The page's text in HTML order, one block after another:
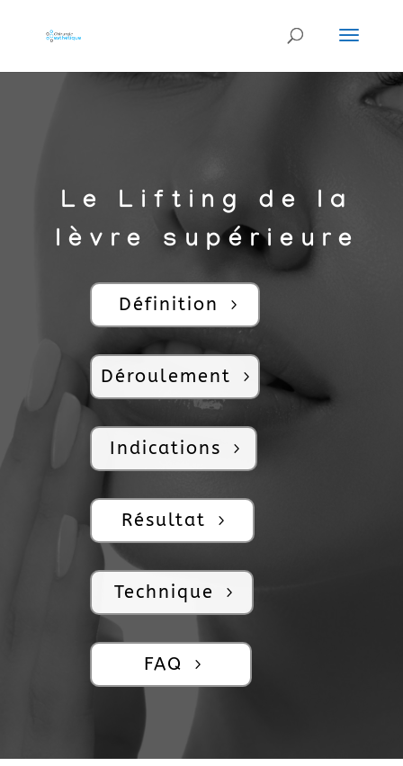
Le Lifting de la
lèvre supérieure
Définition
Déroulement
Indications
Résultat
Technique
FAQ